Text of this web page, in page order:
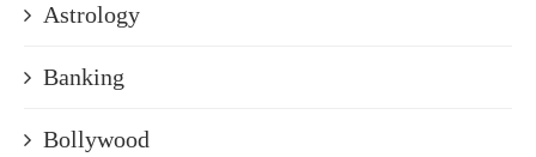
Astrology
Banking
Bollywood